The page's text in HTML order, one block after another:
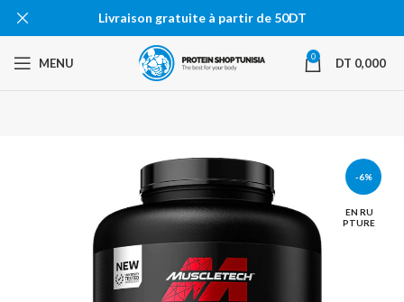
MENU 0 DT 0,000
-6%
EN RU
PTURE
Livraison gratuite à partir de 50DT